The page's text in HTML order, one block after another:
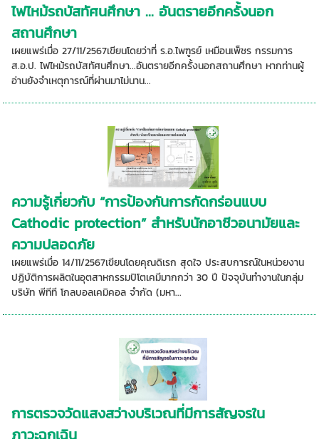
ไฟไหม้รถบัสทัศนศึกษา ... อันตรายอีกครั้งนอก
สถานศึกษา
เผยแพร่เมื่อ 27/11/2567เขียนโดยว่าที่ ร.อ.ไพฑูรย์ เหมือนเพ็ชร กรรมการ
ส.อ.ป. ไฟไหม้รถบัสทัศนศึกษา...อันตรายอีกครั้งนอกสถานศึกษา หากท่านผู้
อ่านยังจำเหตุการณ์ที่ผ่านมาไม่นาน...
ความรู้เกี่ยวกับ “การป้องกันการกัดกร่อนแบบ
Cathodic protection” สำหรับนักอาชีวอนามัยและ
ความปลอดภัย
เผยแพร่เมื่อ 14/11/2567เขียนโดยคุณดิเรก สุดใจ ประสบการณ์ในหน่วยงาน
ปฏิบัติการผลิตในอุตสาหกรรมปิโตเคมีมากกว่า 30 ปี ปัจจุบันทำงานในกลุ่ม
บริษัท พีทีที โกลบอลเคมิคอล จำกัด (มหา...
การตรวจวัดแสงสว่างบริเวณที่มีการสัญจรใน
ภาวะฉุกเฉิน